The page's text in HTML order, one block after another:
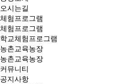
오시는길
체험프로그램
체험프로그램
학교체험프로그램
농촌교육농장
농촌교육농장
커뮤니티
공지사항